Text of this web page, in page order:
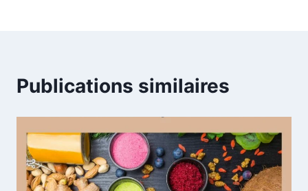
Publications similaires